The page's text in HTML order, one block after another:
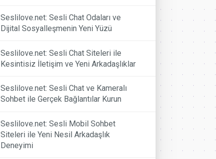
Seslilove.net: Sesli Chat Odaları ve
Dijital Sosyalleşmenin Yeni Yüzü
Seslilove.net: Sesli Chat Siteleri ile
Kesintisiz İletişim ve Yeni Arkadaşlıklar
Seslilove.net: Sesli Chat ve Kameralı
Sohbet ile Gerçek Bağlantılar Kurun
Seslilove.net: Sesli Mobil Sohbet
Siteleri ile Yeni Nesil Arkadaşlık
Deneyimi